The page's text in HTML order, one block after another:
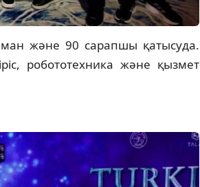
және 90 сарапшы қатысуда.
робототехника және қызмет